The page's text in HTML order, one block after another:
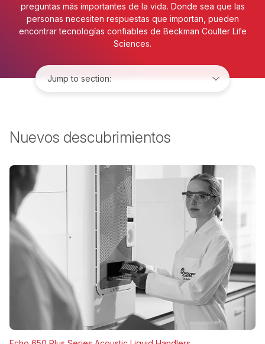
preguntas más importantes de la vida. Donde sea que las
personas necesiten respuestas que importan, pueden
encontrar tecnologías confiables de Beckman Coulter Life
Sciences.
Nuevos descubrimientos